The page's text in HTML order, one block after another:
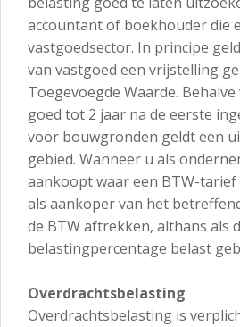
accountant of boekhouder die
vastgoedsector. In principe
van vastgoed een vrijstelling
Toegevoegde Waarde.
goed tot 2 jaar na de eerste
voor bouwgronden geldt een
gebied. Wanneer u als
aankoopt waar een BTW-
als aankoper van het
de BTW aftrekken, althans als
belastingpercentage belast
Overdrachtsbelasting
Overdrachtsbelasting is